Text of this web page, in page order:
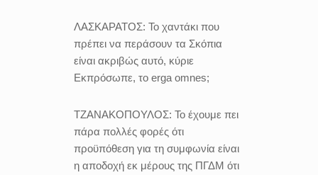
ΛΑΣΚΑΡΑΤΟΣ: Το χαντάκι που
πρέπει να περάσουν τα Σκόπια
είναι ακριβώς αυτό, κύριε
Εκπρόσωπε, το erga omnes;
ΤΖΑΝΑΚΟΠΟΥΛΟΣ: Το έχουμε πει
πάρα πολλές φορές ότι
προϋπόθεση για τη συμφωνία είναι
η αποδοχή εκ μέρους της ΠΓΔΜ ότι